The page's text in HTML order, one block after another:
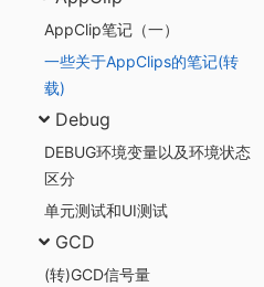
AppClip笔记（一）
一些关于AppClips的笔记(转
载)
Debug
DEBUG环境变量以及环境状态
区分
单元测试和UI测试
GCD
(转)GCD信号量